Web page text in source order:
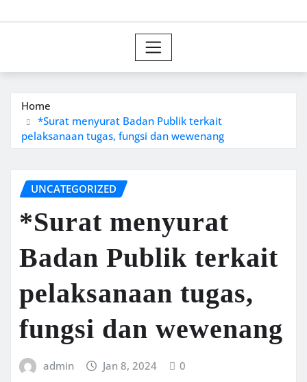
Home
*Surat menyurat Badan Publik terkait
pelaksanaan tugas, fungsi dan wewenang
UNCATEGORIZED
*Surat menyurat
Badan Publik terkait
pelaksanaan tugas,
fungsi dan wewenang
admin Jan 8, 2024 0